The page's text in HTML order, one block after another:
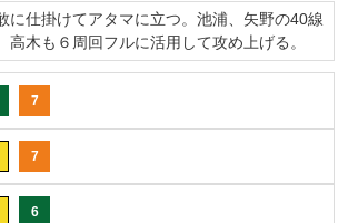
に仕掛けてアタマに立つ。池浦、矢野の40線
高木も６周回フルに活用して攻め上げる。
7
7
6